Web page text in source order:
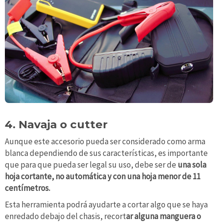
4. Navaja o cutter
Aunque este accesorio pueda ser considerado como arma
blanca dependiendo de sus características, es importante
que para que pueda ser legal su uso, debe ser de una sola
hoja cortante, no automática y con una hoja menor de 11
centímetros.
Esta herramienta podrá ayudarte a cortar algo que se haya
enredado debajo del chasis, recortar alguna manguera o